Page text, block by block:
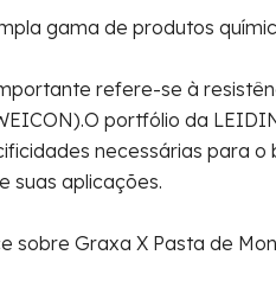
gama de produtos
refere-se à
portfólio da
necessárias para
suas aplicações.
sobre Graxa X Pasta de